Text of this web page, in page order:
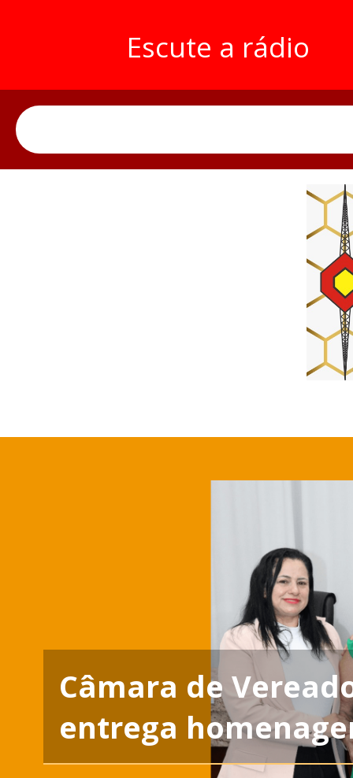
Escute a rádio
Câmara de
entrega